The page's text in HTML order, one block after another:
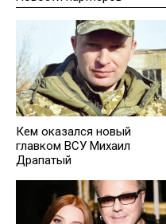
Кем оказался новый
главком ВСУ Михаил
Драпатый